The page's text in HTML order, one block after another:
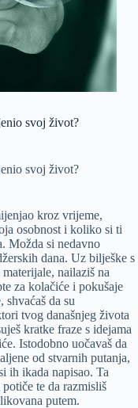
svoj život?
svoj život?
kroz vrijeme,
osobnost i koliko si ti
Možda si nedavno
dana. Uz bilješke s
nailaziš na
za kolačiće i pokušaje
shvaćaš da su
tvog današnjeg života
kratke fraze s idejama
Istodobno uočavaš da
od stvarnih putanja,
ih ikada napisao. Ta
te da razmisliš
putem.